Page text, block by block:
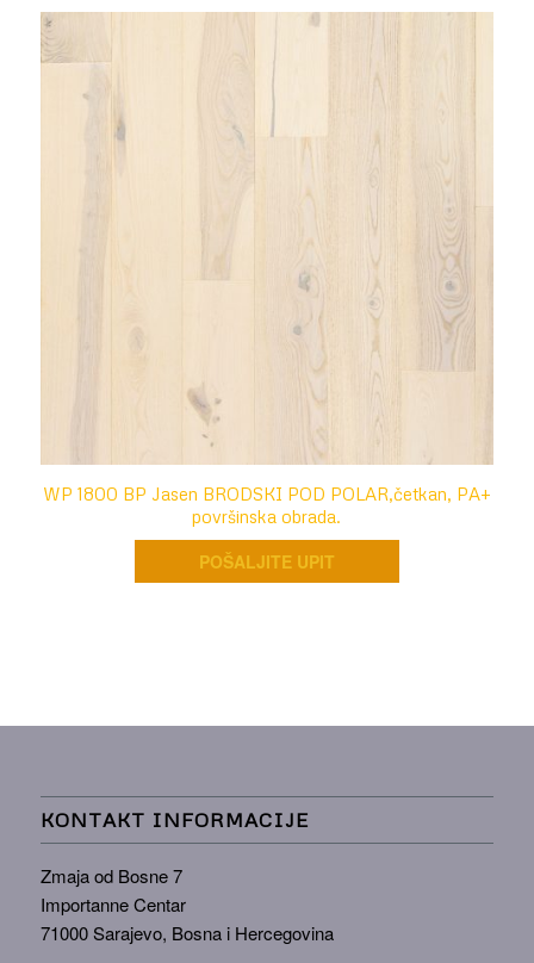
WP 1800 BP Jasen BRODSKI POD POLAR,četkan, PA+
površinska obrada.
POŠALJITE UPIT
KONTAKT INFORMACIJE
Zmaja od Bosne 7
Importanne Centar
71000 Sarajevo, Bosna i Hercegovina